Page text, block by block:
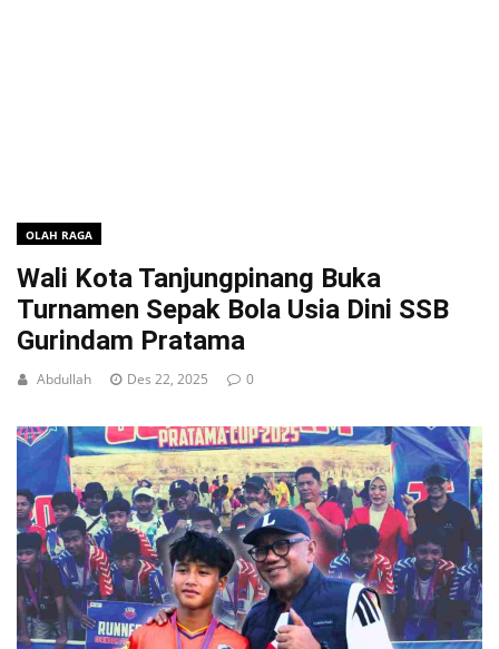
OLAH RAGA
Wali Kota Tanjungpinang Buka
Turnamen Sepak Bola Usia Dini SSB
Gurindam Pratama
Abdullah Des 22, 2025 0